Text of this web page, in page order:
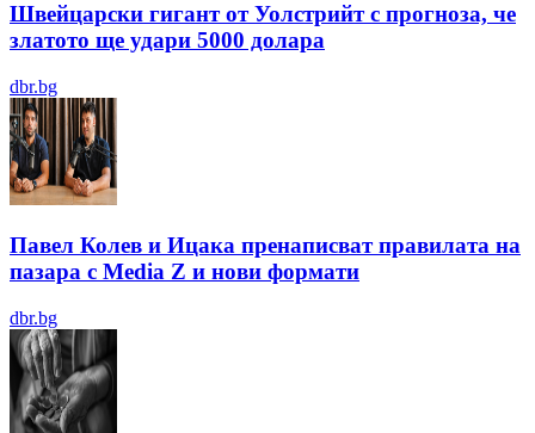
Швейцарски гигант от Уолстрийт с прогноза, че
златото ще удари 5000 долара
dbr.bg
Павел Колев и Ицака пренаписват правилата на
пазара с Media Z и нови формати
dbr.bg